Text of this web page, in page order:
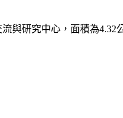
與研究中心， 面積為4.32